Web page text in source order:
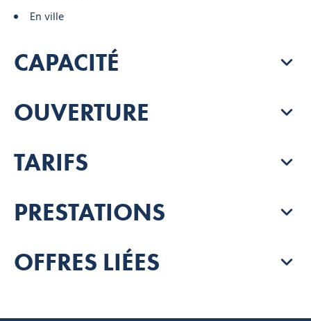
En ville
CAPACITÉ
OUVERTURE
TARIFS
PRESTATIONS
OFFRES LIÉES